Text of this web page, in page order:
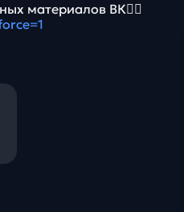
материалов ВК👉🏻